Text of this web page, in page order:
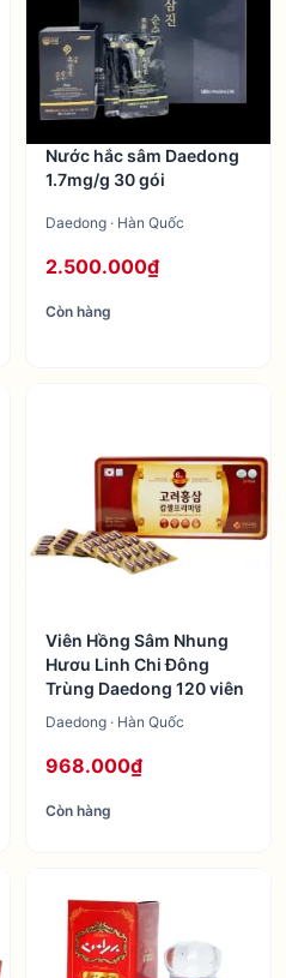
Nước hắc sâm Daedong
1.7mg/g 30 gói
Daedong · Hàn Quốc
2.500.000₫
Còn hàng
Viên Hồng Sâm Nhung
Hươu Linh Chi Đông
Trùng Daedong 120 viên
Daedong · Hàn Quốc
968.000₫
Còn hàng